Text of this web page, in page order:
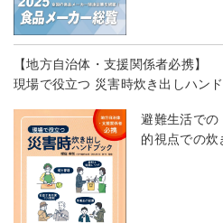
【地方自治体・支援関係者必携】
現場で役立つ 災害時炊き出しハン
避難生活での
的視点での炊